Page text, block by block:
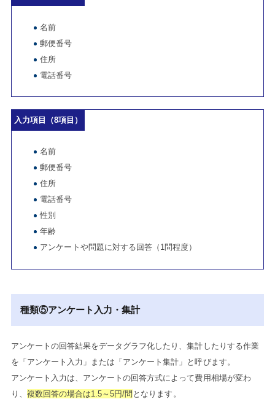
名前
郵便番号
住所
電話番号
入力項目（8項目）
名前
郵便番号
住所
電話番号
性別
年齢
アンケートや問題に対する回答（1問程度）
種類⑤アンケート入力・集計
アンケートの回答結果をデータグラフ化したり、集計したりする作業
を「アンケート入力」または「アンケート集計」と呼びます。
アンケート入力は、アンケートの回答方式によって費用相場が変わ
り、 複数回答の場合は1.5～5円/問 となります。